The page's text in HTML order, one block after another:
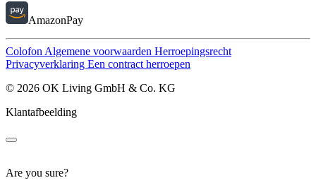
AmazonPay
ColofonAlgemene voorwaarden Herroepingsrecht
Privacyverklaring Een contract herroepen
© 2026 OK Living GmbH & Co. KG
Klantafbeelding
Are you sure?